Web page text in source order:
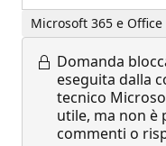
Microsoft 365 e
Domanda
eseguita dalla
tecnico
utile, ma non è
commenti o